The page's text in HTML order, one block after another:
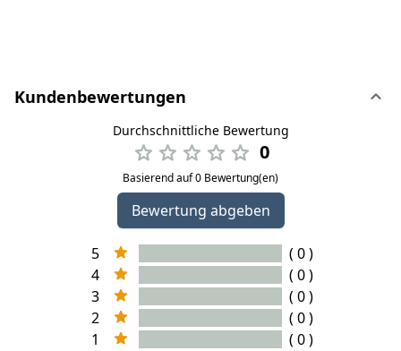
Kundenbewertungen
Durchschnittliche Bewertung
0
Basierend auf 0 Bewertung(en)
Bewertung abgeben
5
( 0 )
4
( 0 )
3
( 0 )
2
( 0 )
1
( 0 )